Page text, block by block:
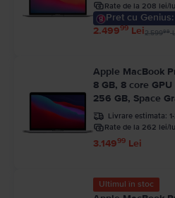
Rate de la 208 lei/
Pret cu
2.49999 Lei2.59999
Apple MacBook
8 GB, 8 core GPU
256 GB, Space
Livrare estimata:
Rate de la 262 lei/
3.14999 Lei
Ultimul în stoc